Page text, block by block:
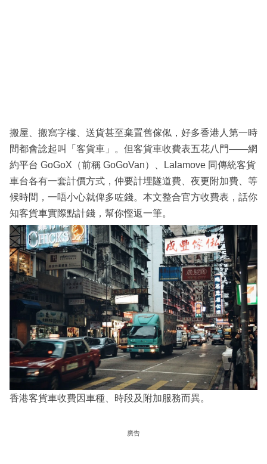
區
搬屋、搬寫字樓、送貨甚至棄置舊傢俬，好多香港人第一時
間都會諗起叫「客貨車」。但客貨車收費表五花八門——網
約平台 GoGoX（前稱 GoGoVan）、Lalamove 同傳統客貨
車台各有一套計價方式，仲要計埋隧道費、夜更附加費、等
候時間，一唔小心就俾多咗錢。本文整合官方收費表，話你
知客貨車實際點計錢，幫你慳返一筆。
香港客貨車收費因車種、時段及附加服務而異。
廣告